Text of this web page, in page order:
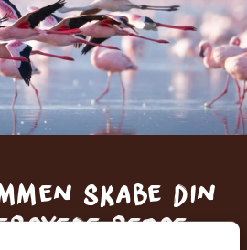
skabe din
rejse